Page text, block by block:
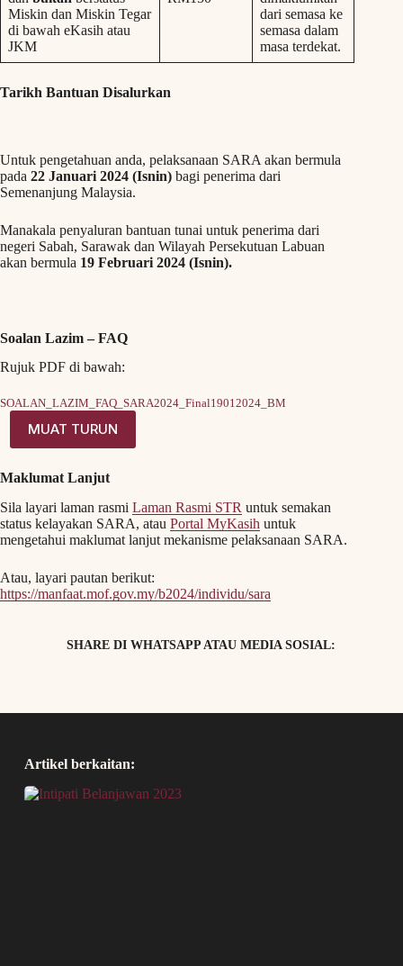
Miskin dan Miskin Tegar
di bawah eKasih atau
JKM
dari semasa ke
semasa dalam
masa terdekat.
Tarikh Bantuan Disalurkan
Untuk pengetahuan anda, pelaksanaan SARA akan bermula
pada 22 Januari 2024 (Isnin) bagi penerima dari
Semenanjung Malaysia.
Manakala penyaluran bantuan tunai untuk penerima dari
negeri Sabah, Sarawak dan Wilayah Persekutuan Labuan
akan bermula 19 Februari 2024 (Isnin).
Soalan Lazim – FAQ
Rujuk PDF di bawah:
SOALAN_LAZIM_FAQ_SARA2024_Final19012024_BM
MUAT TURUN
Maklumat Lanjut
Sila layari laman rasmi Laman Rasmi STR untuk semakan
status kelayakan SARA, atau Portal MyKasih untuk
mengetahui maklumat lanjut mekanisme pelaksanaan SARA.
Atau, layari pautan berikut:
https://manfaat.mof.gov.my/b2024/individu/sara
SHARE DI WHATSAPP ATAU MEDIA SOSIAL:
Artikel berkaitan: